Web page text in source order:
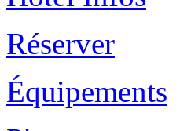
Réserver
Équipements